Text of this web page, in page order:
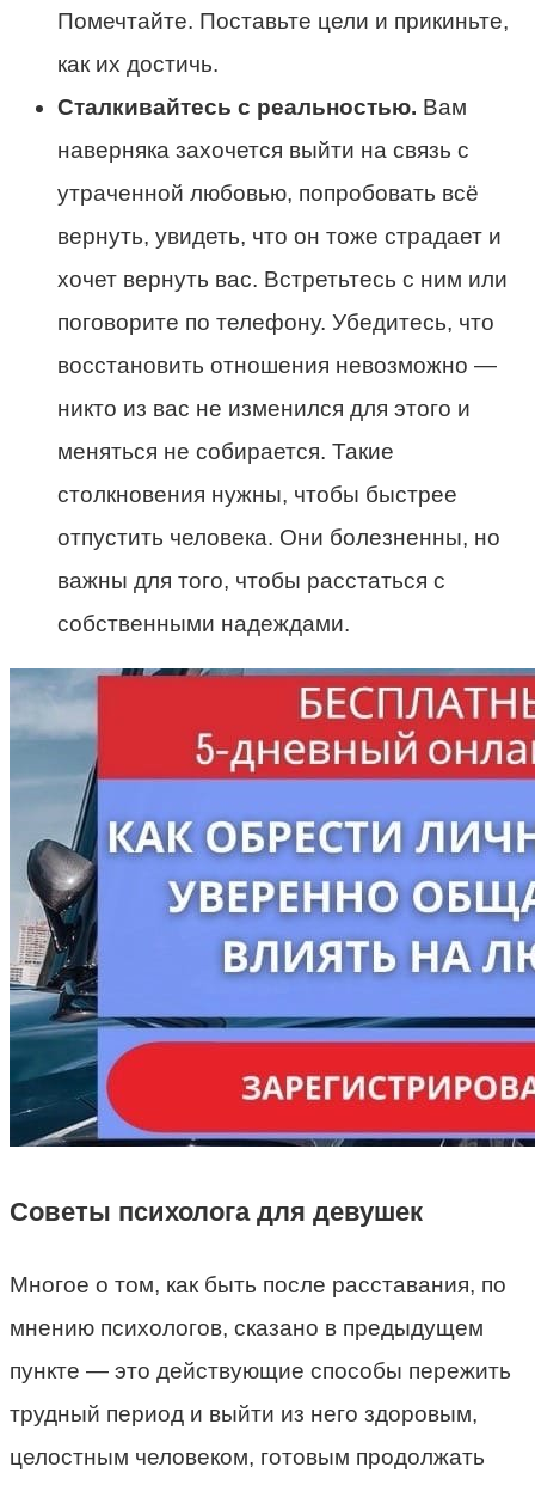
Помечтайте. Поставьте цели и прикиньте,
как их достичь.
Сталкивайтесь с реальностью. Вам
наверняка захочется выйти на связь с
утраченной любовью, попробовать всё
вернуть, увидеть, что он тоже страдает и
хочет вернуть вас. Встретьтесь с ним или
поговорите по телефону. Убедитесь, что
восстановить отношения невозможно —
никто из вас не изменился для этого и
меняться не собирается. Такие
столкновения нужны, чтобы быстрее
отпустить человека. Они болезненны, но
важны для того, чтобы расстаться с
собственными надеждами.
Советы психолога для девушек
Многое о том, как быть после расставания, по
мнению психологов, сказано в предыдущем
пункте — это действующие способы пережить
трудный период и выйти из него здоровым,
целостным человеком, готовым продолжать